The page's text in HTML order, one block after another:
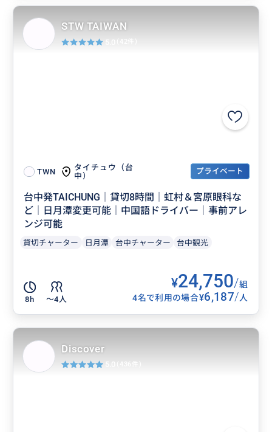
TWN
タイチュウ（台
中）
プライベート
台中発TAICHUNG｜貸切8時間｜虹村＆宮原眼科な
ど｜日月潭変更可能｜中国語ドライバー│事前アレ
ンジ可能
貸切チャーター 日月潭 台中チャーター 台中観光
8h 〜4人
¥24,750/組
4名で利用の場合¥6,187/人
STW TAIWAN
5.0 (42件)
Discover
5.0 (436件)